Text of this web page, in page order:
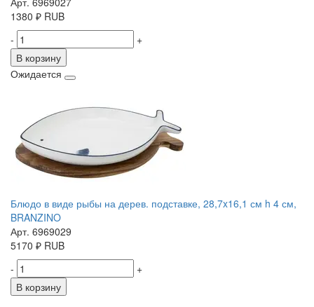
1380 ₽ RUB
-
+
В корзину
Ожидается
Блюдо в виде рыбы на дерев. подставке, 28,7x16,1 см h 4 см,
BRANZINO
Арт. 6969029
5170 ₽ RUB
-
+
В корзину